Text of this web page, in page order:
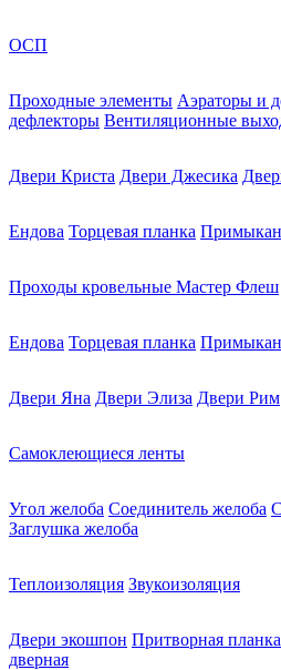
ОСП
Проходные элементы Аэраторы и
дефлекторы Вентиляционные
Двери Криста Двери Джесика
Ендова Торцевая планка
Проходы кровельные Мастер Флеш
Ендова Торцевая планка
Двери Яна Двери Элиза Двери Рим
Самоклеющиеся ленты
Угол желоба Соединитель желоба
Заглушка желоба
Теплоизоляция Звукоизоляция
Двери экошпон Притворная планка
дверная